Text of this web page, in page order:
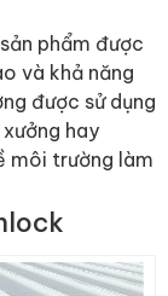
phẩm được
và khả năng
được sử dụng
hay
môi trường làm